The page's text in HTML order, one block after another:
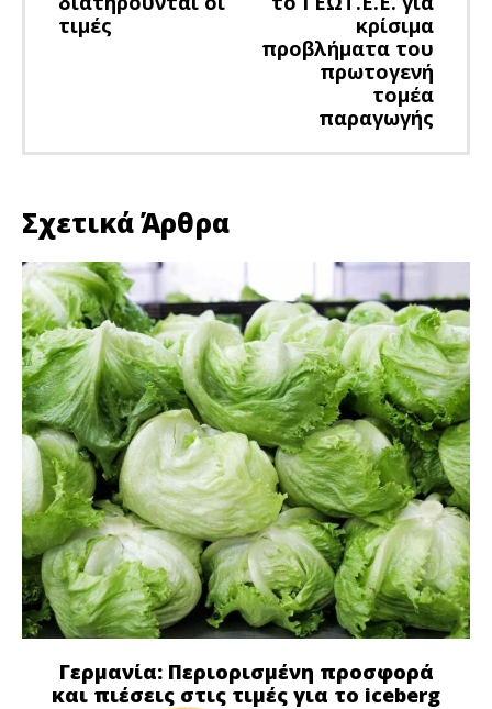
τιμές
κρίσιμα
προβλήματα του
πρωτογενή
τομέα
παραγωγής
Σχετικά Άρθρα
Γερμανία: Περιορισμένη προσφορά
και πιέσεις στις τιμές για το iceberg